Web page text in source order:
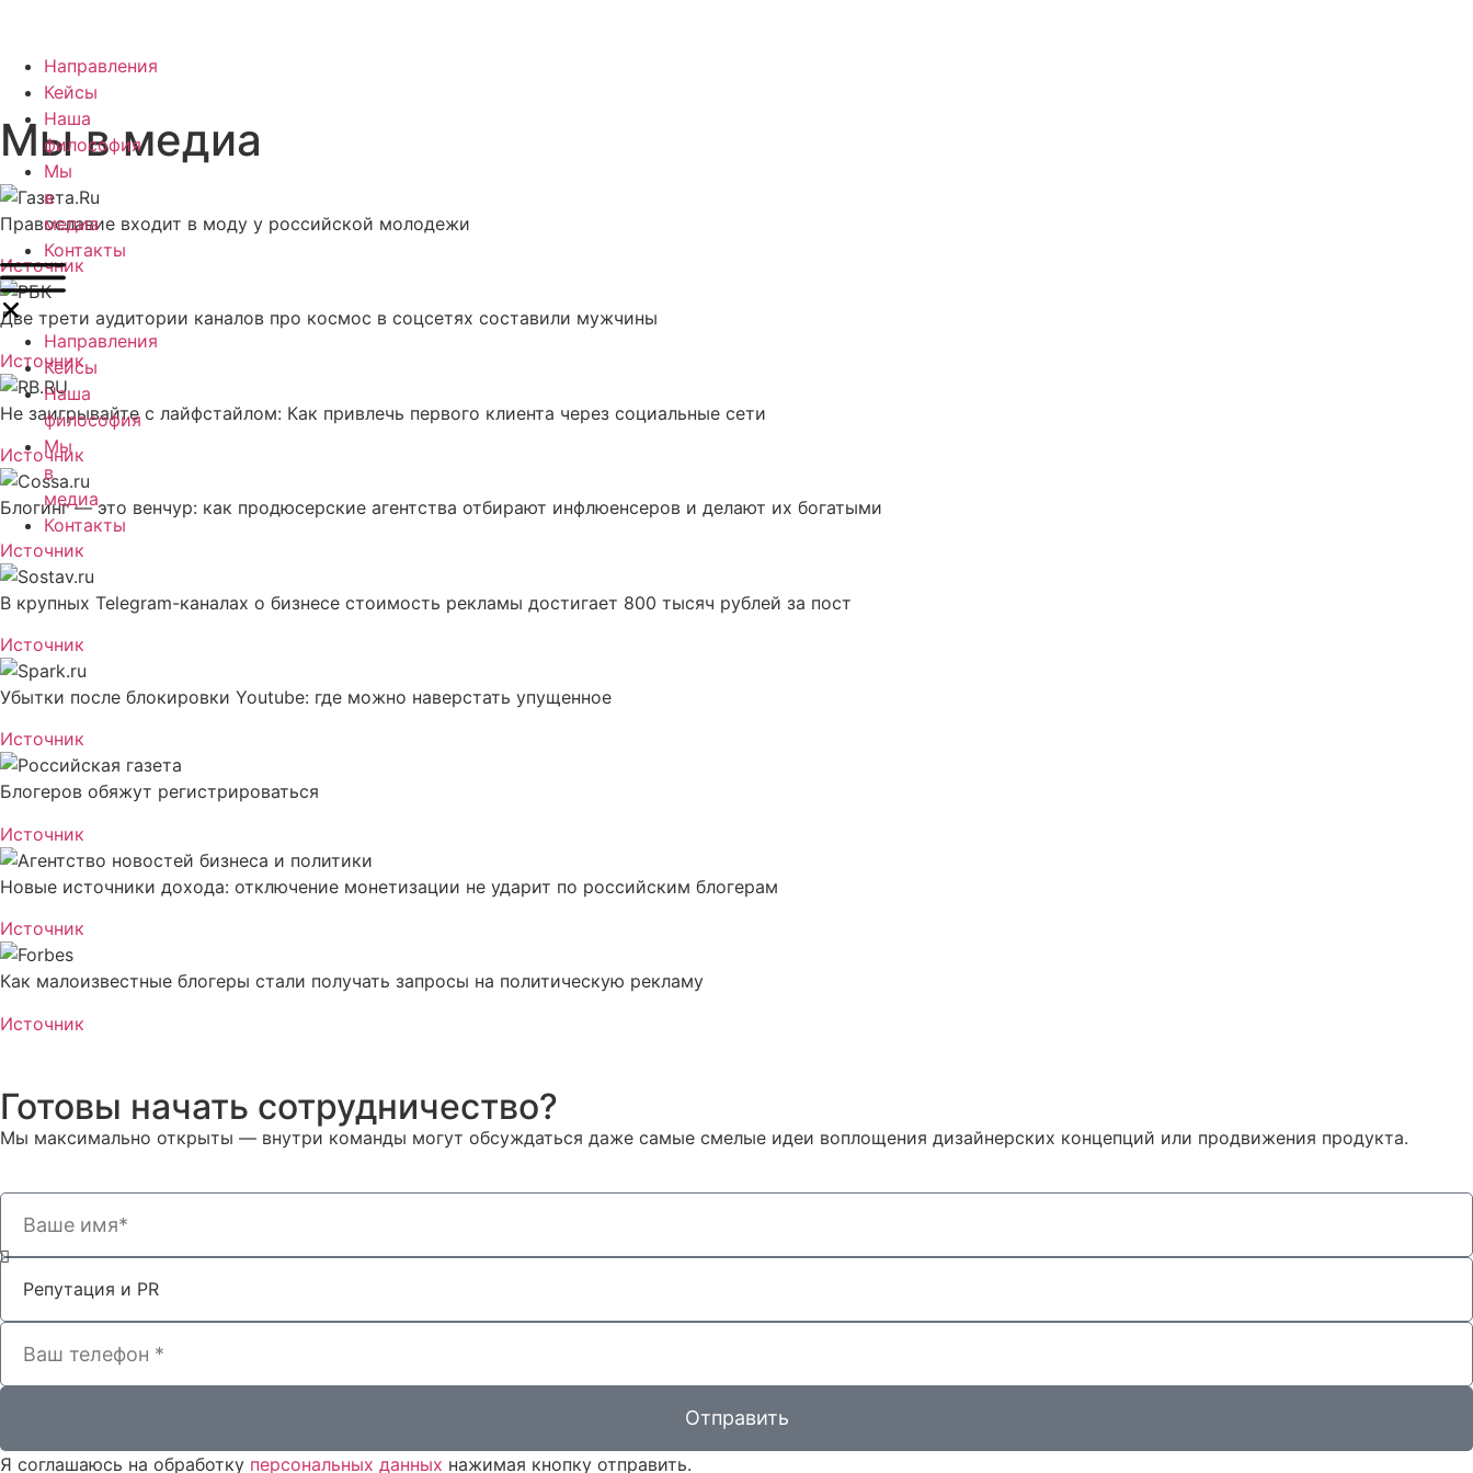
Направления
Кейсы
Наша
философия
Мы
в
медиа
Контакты
Направления
Кейсы
Наша
философия
Мы
в
медиа
Контакты
Мы в медиа
Православие входит в моду у российской молодежи
Источник
Две трети аудитории каналов про космос в соцсетях составили мужчины
Источник
Не заигрывайте с лайфстайлом: Как привлечь первого клиента через социальные сети
Источник
Блогинг — это венчур: как продюсерские агентства отбирают инфлюенсеров и делают их богатыми
Источник
В крупных Telegram-каналах о бизнесе стоимость рекламы достигает 800 тысяч рублей за пост
Источник
Убытки после блокировки Youtube: где можно наверстать упущенное
Источник
Блогеров обяжут регистрироваться
Источник
Новые источники дохода: отключение монетизации не ударит по российским блогерам
Источник
Как малоизвестные блогеры стали получать запросы на политическую рекламу
Источник
Готовы начать сотрудничество?
Мы максимально открыты — внутри команды могут обсуждаться даже самые смелые идеи воплощения дизайнерских концепций или продвижения продукта.
Отправить
Я соглашаюсь на обработку персональных данных нажимая кнопку отправить.